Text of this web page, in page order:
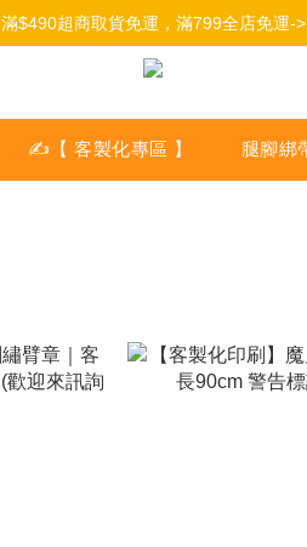
加入會員，立即獲得100元購物金->
滿$490超商取貨免運，滿799全店免運->
加入會員，立即獲得100元購物金->
✍【 客製化專區 】 腿腳綁